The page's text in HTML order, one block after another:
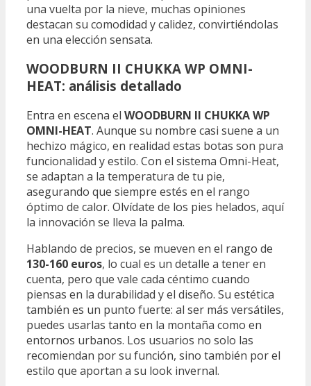
una vuelta por la nieve, muchas opiniones
destacan su comodidad y calidez, convirtiéndolas
en una elección sensata.
WOODBURN II CHUKKA WP OMNI-
HEAT: análisis detallado
Entra en escena el WOODBURN II CHUKKA WP
OMNI-HEAT. Aunque su nombre casi suene a un
hechizo mágico, en realidad estas botas son pura
funcionalidad y estilo. Con el sistema Omni-Heat,
se adaptan a la temperatura de tu pie,
asegurando que siempre estés en el rango
óptimo de calor. Olvídate de los pies helados, aquí
la innovación se lleva la palma.
Hablando de precios, se mueven en el rango de
130-160 euros, lo cual es un detalle a tener en
cuenta, pero que vale cada céntimo cuando
piensas en la durabilidad y el diseño. Su estética
también es un punto fuerte: al ser más versátiles,
puedes usarlas tanto en la montaña como en
entornos urbanos. Los usuarios no solo las
recomiendan por su función, sino también por el
estilo que aportan a su look invernal.